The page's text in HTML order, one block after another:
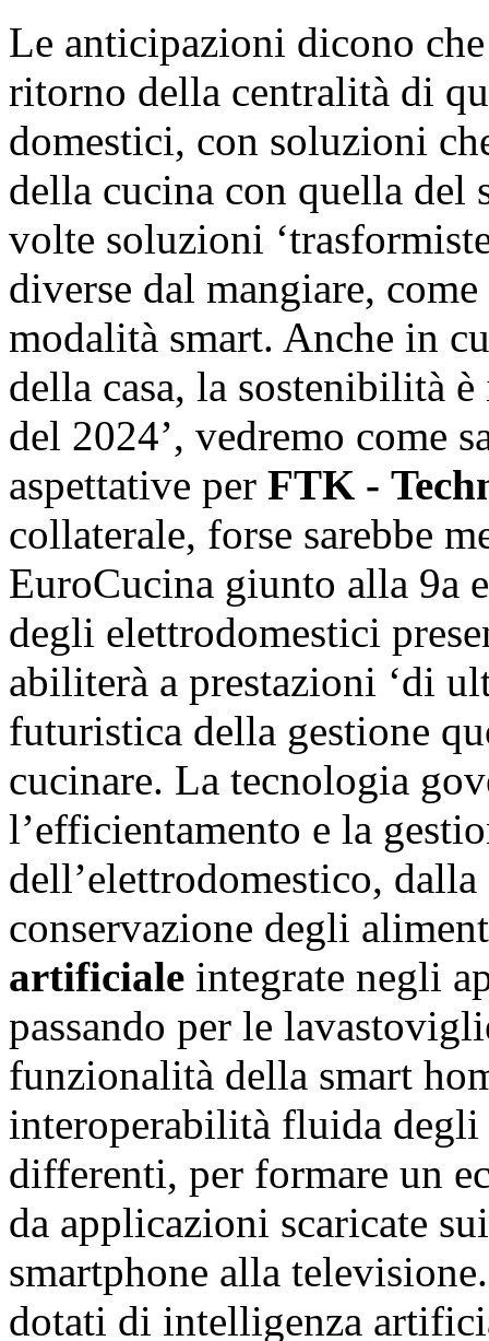
Le anticipazioni dicono
ritorno della centralità di
domestici, con soluzioni
della cucina con quella
volte soluzioni
diverse dal mangiare,
modalità smart. Anche in
della casa, la sostenibilità è
del 2024’, vedremo come
aspettative per FTK -
collaterale, forse sarebbe
EuroCucina giunto alla 9a
degli elettrodomestici
abiliterà a prestazioni ‘di
futuristica della gestione
cucinare. La tecnologia
l’efficientamento e la
dell’elettrodomestico,
conservazione degli
artificiale integrate negli
passando per le
funzionalità della smart
interoperabilità fluida degli
differenti, per formare un
da applicazioni scaricate
smartphone alla
dotati di intelligenza